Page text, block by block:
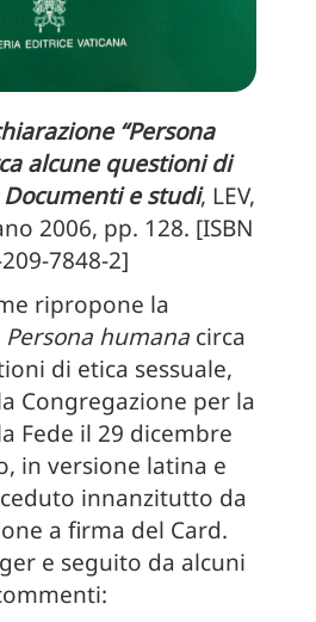
“Persona
alcune questioni di
Documenti e studi, LEV,
2006, pp. 128. [ISBN
7848-2]
ripropone la
Persona humana circa
di etica sessuale,
Congregazione per la
Fede il 29 dicembre
in versione latina e
innanzitutto da
a firma del Card.
e seguito da alcuni